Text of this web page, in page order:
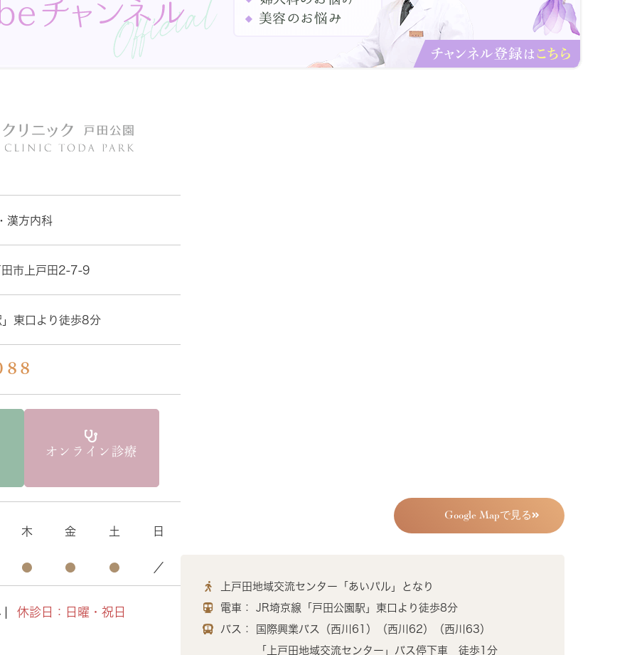
漢方内科
田市上戸田2-7-9
東口より徒歩8分
オンライン診療
木 金 土 日
● ● ● ／
休診日：日曜・祝日
Google Mapで見る
上戸田地域交流センター「あいパル」となり
電車：
JR埼京線「戸田公園駅」東口より徒歩8分
バス：
国際興業バス（西川61）（西川62）（西川63）
「上戸田地域交流センター」バス停下車 徒歩1分